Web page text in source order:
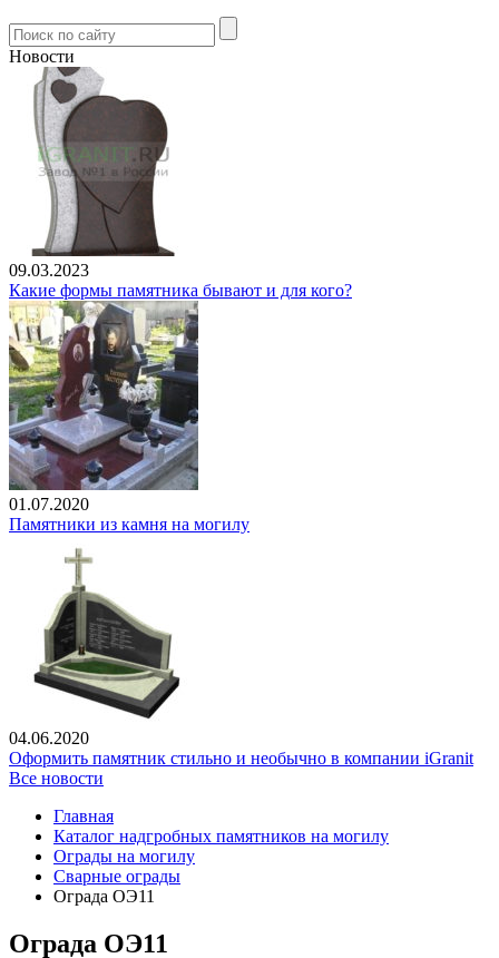
Новости
09.03.2023
Какие формы памятника бывают и для кого?
01.07.2020
Памятники из камня на могилу
04.06.2020
Оформить памятник стильно и необычно в компании iGranit
Все новости
Главная
Каталог надгробных памятников на могилу
Ограды на могилу
Сварные ограды
Ограда ОЭ11
Ограда ОЭ11